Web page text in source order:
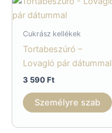
Cukrász kellékek
Tortabeszúró –
Lovagló pár dátummal
3 590Ft
Személyre szab